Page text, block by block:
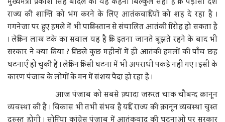
राज्य की शान्ति को भंग करने के लिए आतंकवादियों को शह दे रहा है ।
गगनेजा पर हुए हमले में भी पाकिस्तान से संचालित आतंकी गिरोह हो सकता है
। लेकिन लाख टके का सवाल यह है कि इतना जानते बूझते रहने के बाद भी
सरकार ने क्या किया ? पिछले कुछ महीनों में ही आतंकी हमलों की पाँच छह
घटनाएँ हो चुकी हैं । लेकिन किसी घटना में भी अपराधी पकड़े नहीं गए । इसी के
कारण पंजाब के लोगों के मन में संशय पैदा हो रहा है ।
आज पंजाब को सबसे ज़्यादा जरुरत चाक चौबन्द क़ानून
व्यवस्था की है । विकास भी तभी संभव है यदि राज्य की क़ानून व्यवस्था चुस्त